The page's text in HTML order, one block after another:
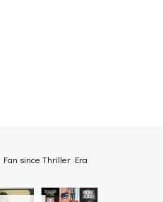
Fan since Thriller Era